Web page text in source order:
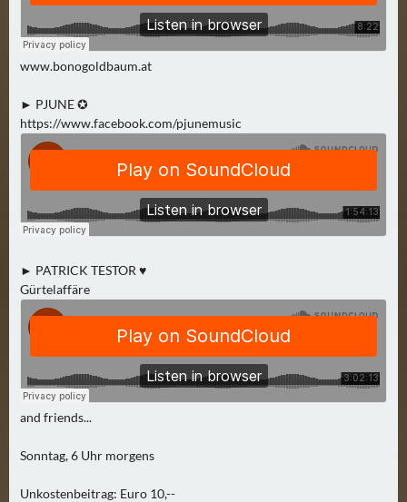
F
R
E
I
T
A
0
Ä
C
H
S
T
E
R
S
A
S
www.bonogoldbaum.at
► PJUNE ✪
https://www.facebook.com/pjunemusic
► PATRICK TESTOR ♥
Gürtelaffäre
and friends...
Sonntag, 6 Uhr morgens
Unkostenbeitrag: Euro 10,--